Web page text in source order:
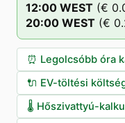
12:00 WEST (€
20:00 WEST (€
⏰ Legolcsóbb óra
🔌 EV-töltési
🌡️ Hőszivattyú-